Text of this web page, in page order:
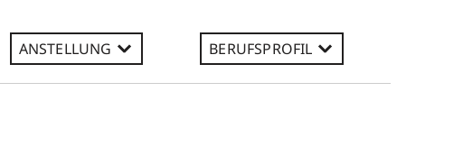
ANSTELLUNG BERUFSPROFIL